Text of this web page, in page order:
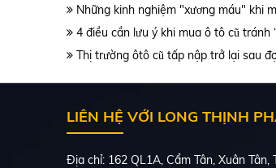
Những kinh nghiệm "xương máu" khi
4 điều cần lưu ý khi mua ô tô cũ tránh
Thị trường ôtô cũ tấp nập trở lại sau
LIÊN HỆ VỚI LONG THỊNH
Địa chỉ: 162 QL1A, Cẩm Tân, Xuân Tân,